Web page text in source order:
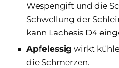
Wespengift und die
Schwellung der
kann Lachesis D4
Apfelessig wirkt
die Schmerzen.